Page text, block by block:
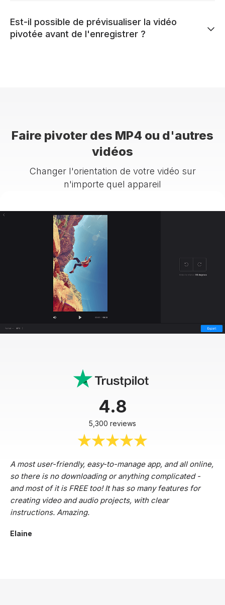
Est-il possible de prévisualiser la vidéo
pivotée avant de l'enregistrer ?
Faire pivoter des MP4 ou d'autres
vidéos
Changer l'orientation de votre vidéo sur
n'importe quel appareil
4.8
5,300 reviews
A most user-friendly, easy-to-manage app, and all online,
so there is no downloading or anything complicated -
and most of it is FREE too! It has so many features for
creating video and audio projects, with clear
instructions. Amazing.
Elaine